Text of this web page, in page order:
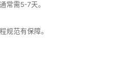
常需5-7天。
规范有保障。